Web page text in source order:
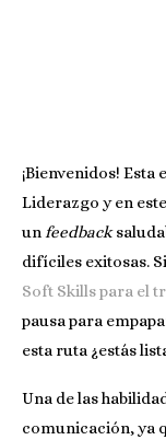
¡Bienvenidos!
Liderazgo y en
unfeedback
difíciles exitosas.
Soft Skills para el
pausa para
esta ruta ¿estás
Una de las
comunicación, ya